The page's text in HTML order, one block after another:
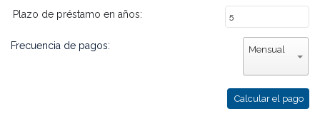
Plazo de préstamo en años:
Frecuencia de pagos: Mensual
Calcular el pago